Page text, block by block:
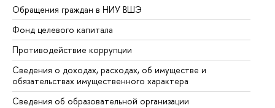
Обращения граждан в НИУ ВШЭ
Фонд целевого капитала
Противодействие коррупции
Сведения о доходах, расходах, об имуществе и
обязательствах имущественного характера
Сведения об образовательной организации